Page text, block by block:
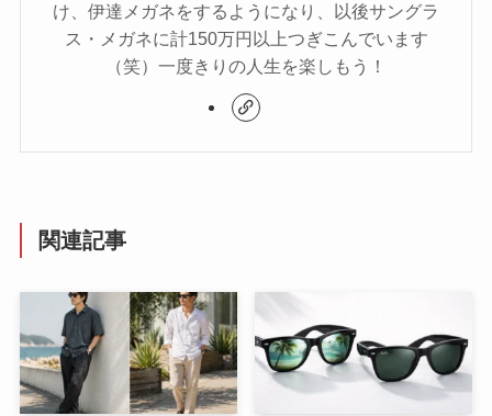
け、伊達メガネをするようになり、以後サングラ
ス・メガネに計150万円以上つぎこんでいます
（笑）一度きりの人生を楽しもう！
関連記事